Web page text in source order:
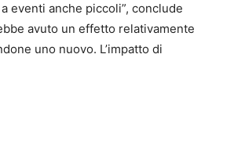
eventi anche piccoli”, conclude
avuto un effetto relativamente
uno nuovo. L’impatto di